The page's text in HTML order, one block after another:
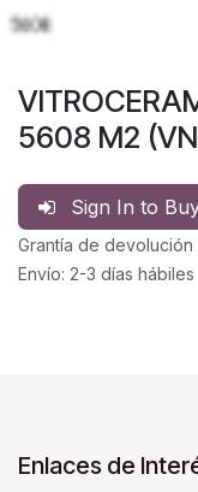
5608 M2
Sign In to
Grantía de devolución
Envío: 2-3 días hábiles
Enlaces de